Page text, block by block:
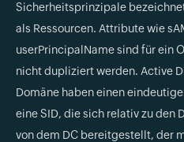
Sicherheitsprinzipale
als Ressourcen. Attribute wie
userPrincipalName sind für ein
nicht dupliziert werden. Active
Domäne haben einen
eine SID, die sich relativ zu den
von dem DC bereitgestellt, der